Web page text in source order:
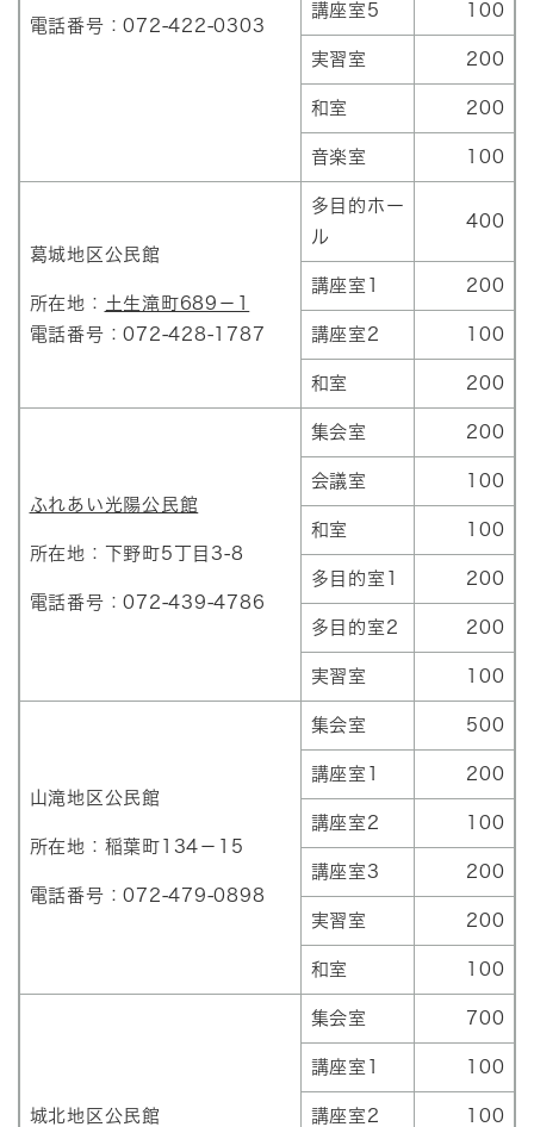
電話番号：072-422-0303
講座室5 100
実習室 200
和室 200
音楽室 100
葛城地区公民館
所在地： 土生滝町689－1
電話番号：072-428-1787
多目的ホー
ル
400
講座室1 200
講座室2 100
和室 200
ふれあい光陽公民館
所在地：下野町5丁目3-8
電話番号：072-439-4786
集会室 200
会議室 100
和室 100
多目的室1 200
多目的室2 200
実習室 100
山滝地区公民館
所在地：稲葉町134－15
電話番号：072-479-0898
集会室 500
講座室1 200
講座室2 100
講座室3 200
実習室 200
和室 100
城北地区公民館
集会室 700
講座室1 100
講座室2 100